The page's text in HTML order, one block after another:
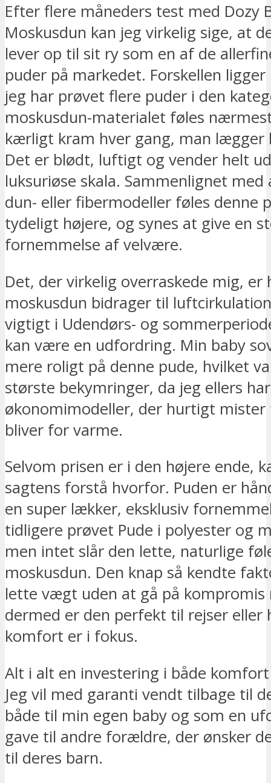
Efter flere måneders test med Dozy
Moskusdun kan jeg virkelig sige, at
lever op til sit ry som en af de
puder på markedet. Forskellen
jeg har prøvet flere puder i den
moskusdun-materialet føles
kærligt kram hver gang, man lægger
Det er blødt, luftigt og vender helt
luksuriøse skala. Sammenlignet med
dun- eller fibermodeller føles denne
tydeligt højere, og synes at give en
fornemmelse af velvære.
Det, der virkelig overraskede mig, er
moskusdun bidrager til
vigtigt i Udendørs- og
kan være en udfordring. Min baby
mere roligt på denne pude, hvilket
største bekymringer, da jeg ellers
økonomimodeller, der hurtigt
bliver for varme.
Selvom prisen er i den højere ende,
sagtens forstå hvorfor. Puden er
en super lækker, eksklusiv
tidligere prøvet Pude i polyester og
men intet slår den lette, naturlige
moskusdun. Den knap så kendte
lette vægt uden at gå på kompromis
dermed er den perfekt til rejser eller
komfort er i fokus.
Alt i alt en investering i både
Jeg vil med garanti vendt tilbage til
både til min egen baby og som en
gave til andre forældre, der ønsker
til deres barn.